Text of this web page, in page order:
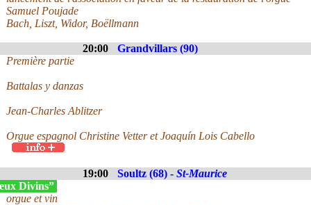
Samuel Poujade
Bach, Liszt, Widor, Boëllmann
20:00 Grandvillars (90)
Première partie
Battalas y danzas
Jean-Charles Ablitzer
Orgue espagnol Christine Vetter et Joaquín Lois Cabello
19:00 Soultz (68) - St-Maurice
Divins”
orgue et vin